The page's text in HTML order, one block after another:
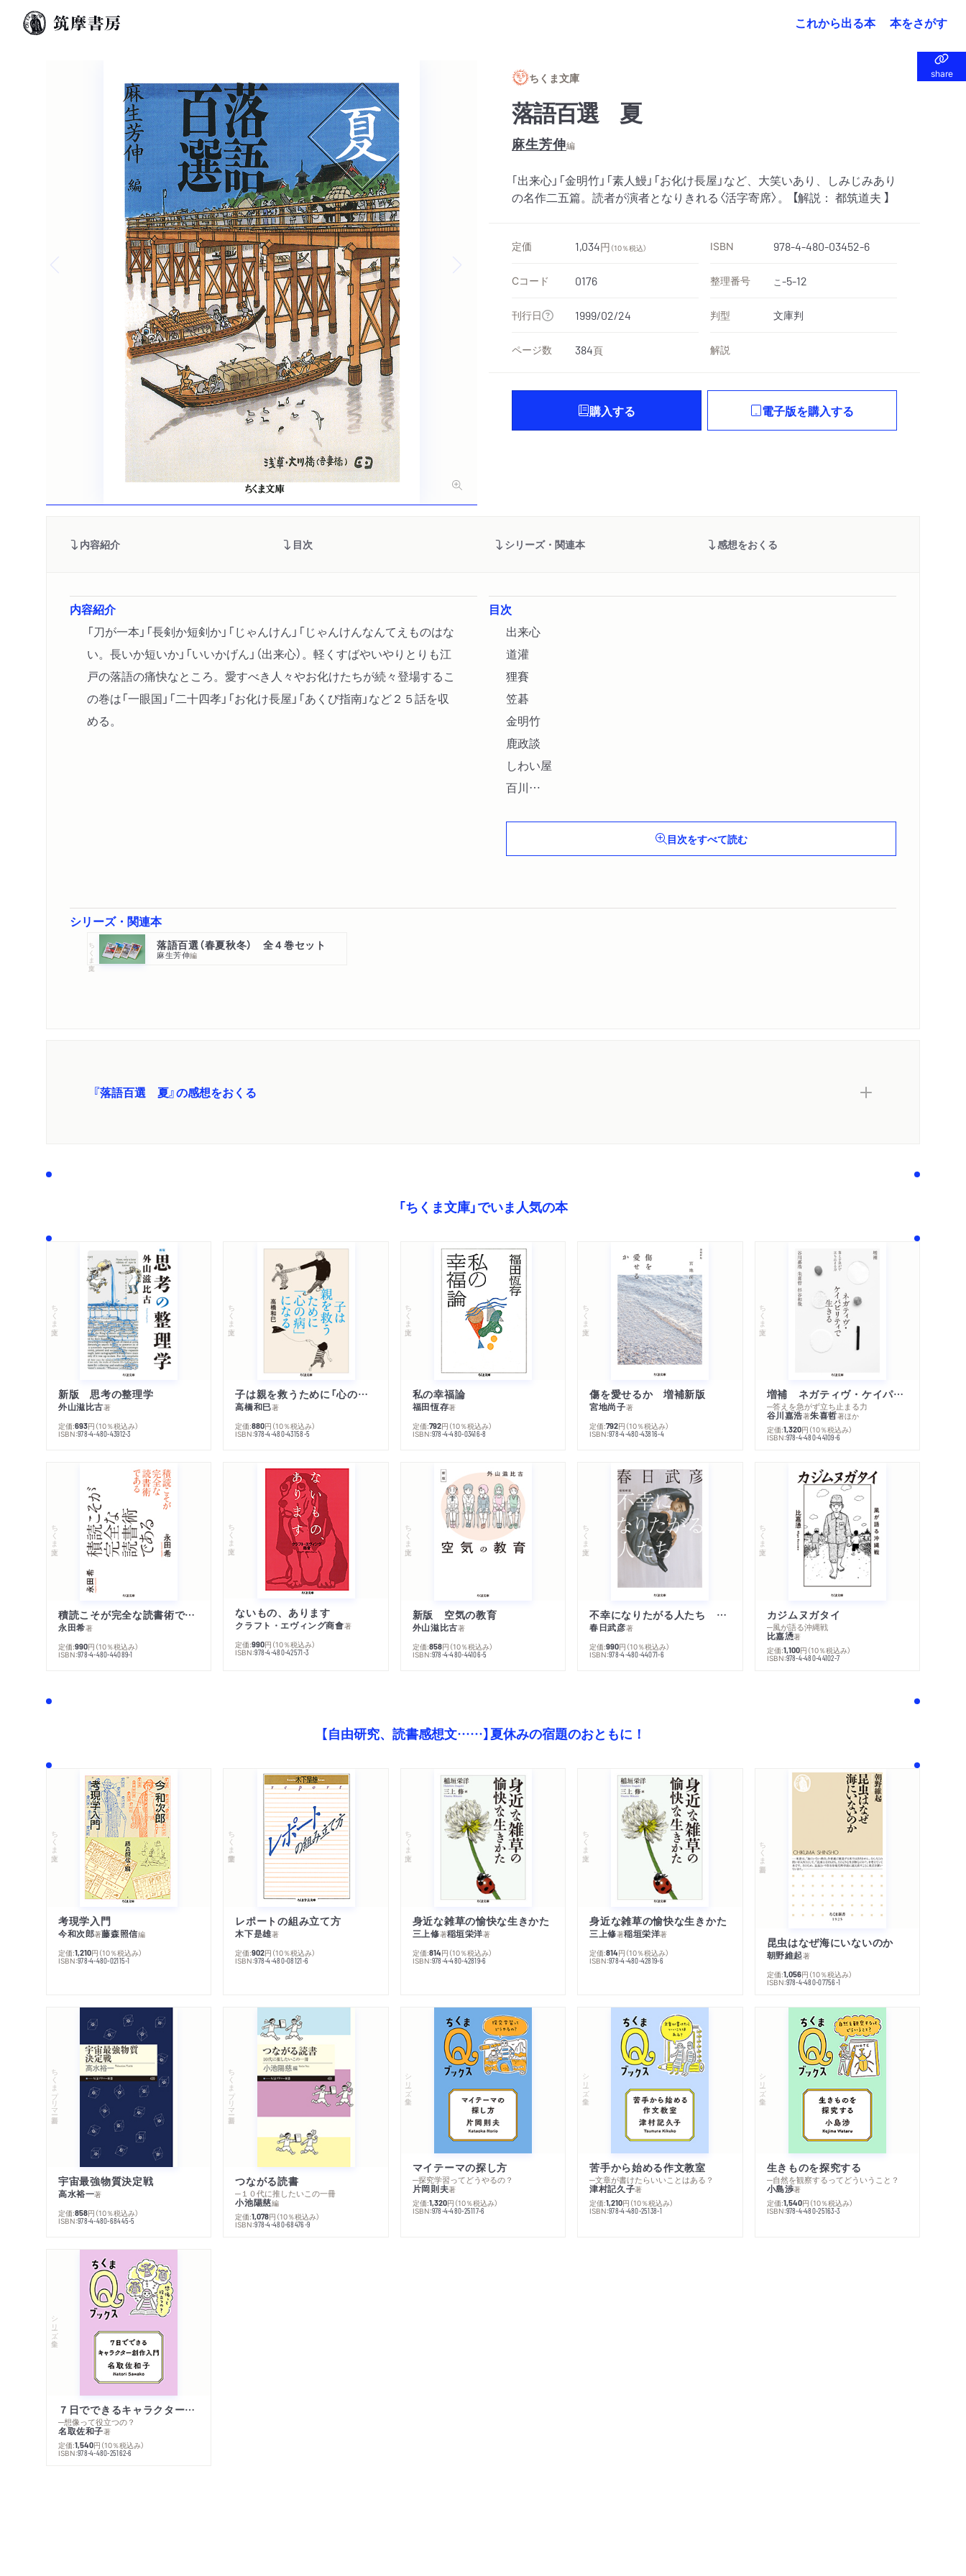
これから出る本 本をさがす
share
share
ちくま文庫
落語百選 夏
麻生芳伸編
｢出来心」「金明竹」「素人鰻」「お化け長屋」など、大笑いあり、しみじみあり
の名作二五篇。読者が演者となりきれる〈活字寄席〉。 【解説： 都筑道夫 】
定価 1,034円 （10％税込） ISBN 978-4-480-03452-6
Cコード 0176 整理番号 こ-5-12
刊行日 1999/02/24 判型 文庫判
ページ数 384頁 解説
購入する 電子版を購入する
内容紹介 目次 シリーズ・関連本 感想をおくる
内容紹介
「刀が一本」「長剣か短剣か」「じゃんけん」「じゃんけんなんてえものはな
い。長いか短いか」「いいかげん」（出来心）。軽くすばやいやりとりも江
戸の落語の痛快なところ。愛すべき人々やお化けたちが続々登場するこ
の巻は「一眼国」「二十四孝」「お化け長屋」「あくび指南」など２５話を収
める。
目次
出来心
道灌
狸賽
笠碁
金明竹
鹿政談
しわい屋
百川
目次をすべて読む
シリーズ・関連本
ちくま文庫 落語百選（春夏秋冬） 全４巻セット
麻生芳伸編
『落語百選 夏』の感想をおくる
「ちくま文庫」でいま人気の本
ちくま文庫
新版 思考の整理学
外山滋比古著
定価:693円 （10％税込み）
ISBN:978-4-480-43912-3
ちくま文庫
子は親を救うために「心の病」になる
高橋和巳著
定価:880円 （10％税込み）
ISBN:978-4-480-43158-5
ちくま文庫
私の幸福論
福田恆存著
定価:792円 （10％税込み）
ISBN:978-4-480-03416-8
ちくま文庫
傷を愛せるか 増補新版
宮地尚子著
定価:792円 （10％税込み）
ISBN:978-4-480-43816-4
ちくま文庫
増補 ネガティヴ・ケイパビリティで生きる
─答えを急がず立ち止まる力
谷川嘉浩著朱喜哲著ほか
定価:1,320円 （10％税込み）
ISBN:978-4-480-44109-6
ちくま文庫
積読こそが完全な読書術である
永田希著
定価:990円 （10％税込み）
ISBN:978-4-480-44089-1
ちくま文庫
ないもの、あります
クラフト・エヴィング商會著
定価:990円 （10％税込み）
ISBN:978-4-480-42571-3
ちくま文庫
新版 空気の教育
外山滋比古著
定価:858円 （10％税込み）
ISBN:978-4-480-44106-5
ちくま文庫
不幸になりたがる人たち 増補新版
春日武彦著
定価:990円 （10％税込み）
ISBN:978-4-480-44071-6
ちくま文庫
カジムヌガタイ
─風が語る沖縄戦
比嘉慂著
定価:1,100円 （10％税込み）
ISBN:978-4-480-44102-7
【自由研究、読書感想文……】夏休みの宿題のおともに！
ちくま文庫
考現学入門
今和次郎著藤森照信編
定価:1,210円 （10％税込み）
ISBN:978-4-480-02115-1
ちくま学芸文庫
レポートの組み立て方
木下是雄著
定価:902円 （10％税込み）
ISBN:978-4-480-08121-6
ちくま文庫
身近な雑草の愉快な生きかた
三上修著稲垣栄洋著
定価:814円 （10％税込み）
ISBN:978-4-480-42819-6
ちくま文庫
身近な雑草の愉快な生きかた
三上修著稲垣栄洋著
定価:814円 （10％税込み）
ISBN:978-4-480-42819-6
ちくま新書
昆虫はなぜ海にいないのか
朝野維起著
定価:1,056円 （10％税込み）
ISBN:978-4-480-07756-1
ちくまプリマー新書
宇宙最強物質決定戦
高水裕一著
定価:858円 （10％税込み）
ISBN:978-4-480-68445-5
ちくまプリマー新書
つながる読書
─１０代に推したいこの一冊
小池陽慈編
定価:1,078円 （10％税込み）
ISBN:978-4-480-68476-9
シリーズ・全集
マイテーマの探し方
─探究学習ってどうやるの？
片岡則夫著
定価:1,320円 （10％税込み）
ISBN:978-4-480-25117-6
シリーズ・全集
苦手から始める作文教室
─文章が書けたらいいことはある？
津村記久子著
定価:1,210円 （10％税込み）
ISBN:978-4-480-25138-1
シリーズ・全集
生きものを探究する
─自然を観察するってどういうこと？
小島渉著
定価:1,540円 （10％税込み）
ISBN:978-4-480-25163-3
シリーズ・全集
７日でできるキャラクター創作入門
─想像って役立つの？
名取佐和子著
定価:1,540円 （10％税込み）
ISBN:978-4-480-25162-6